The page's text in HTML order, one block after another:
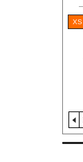
XS